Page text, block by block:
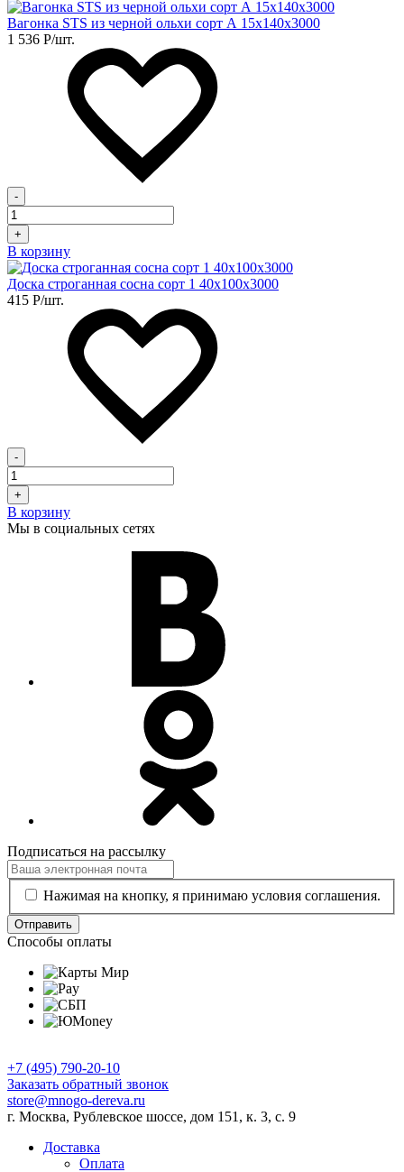
Вагонка STS из черной ольхи сорт А 15х140х3000
1 536 Р/шт.
-
+
В корзину
Доска строганная сосна сорт 1 40х100х3000
415 Р/шт.
-
+
В корзину
Мы в социальных сетях
Подписаться на рассылку
Нажимая на кнопку, я принимаю условия соглашения.
Отправить
Способы оплаты
+7 (495) 790-20-10
Заказать обратный звонок
store@mnogo-dereva.ru
г. Москва, Рублевское шоссе, дом 151, к. 3, с. 9
Доставка
Оплата